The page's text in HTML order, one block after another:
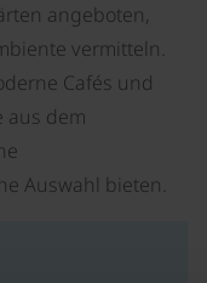
angeboten,
vermitteln.
Cafés und
aus dem
Auswahl bieten.